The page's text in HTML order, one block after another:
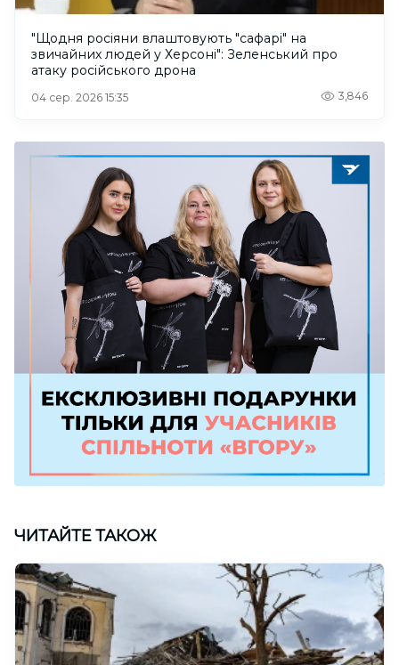
"Щодня росіяни влаштовують "сафарі" на
звичайних людей у Херсоні": Зеленський про
атаку російського дрона
04 сер. 2026 15:35 3,846
ЧИТАЙТЕ ТАКОЖ